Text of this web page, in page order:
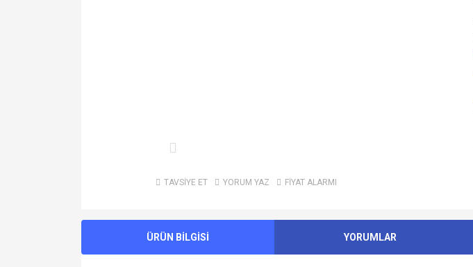
TAVSİYE ET YORUM YAZ FİYAT ALARMI
ÜRÜN BİLGİSİ YORUMLAR